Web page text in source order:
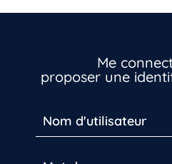
Me
proposer une
Inscrivez-vous